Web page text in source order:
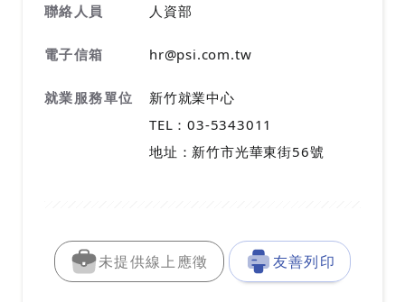
聯絡人員 人資部
電子信箱 hr@psi.com.tw
就業服務單位
新竹就業中心
TEL：03-5343011
地址：新竹市光華東街56號
未提供線上應徵 友善列印